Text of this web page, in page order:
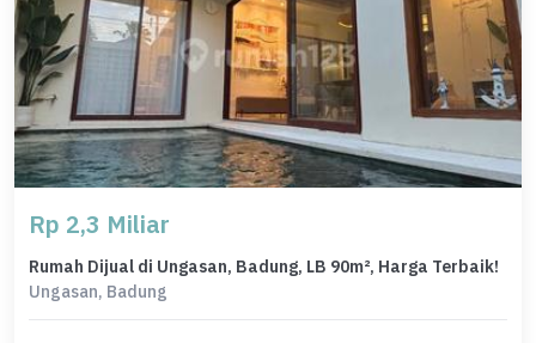
Rp 2,3 Miliar
Rumah Dijual di Ungasan, Badung, LB 90m², Harga Terbaik!
Ungasan, Badung